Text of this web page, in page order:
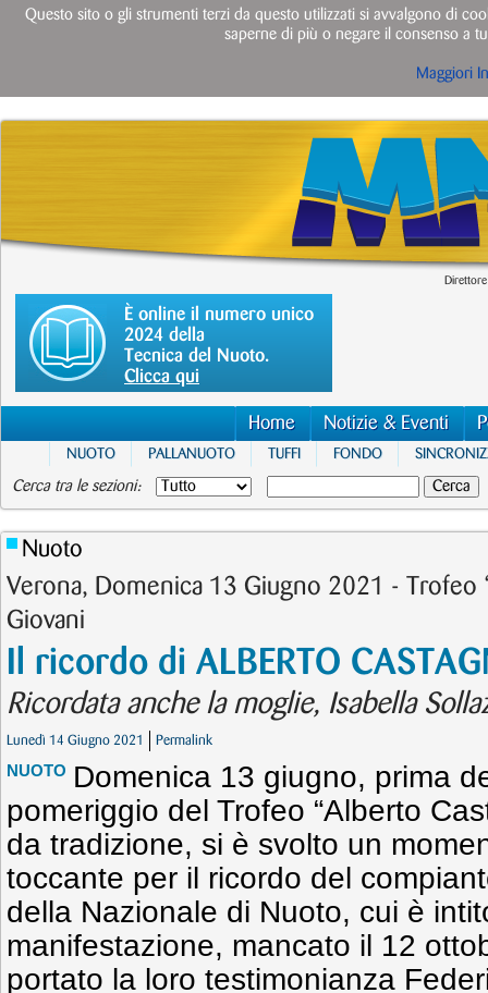
È online il numero unico
2024 della
Tecnica del Nuoto.
Clicca qui
Home Notizie & Eventi
NUOTO PALLANUOTO TUFFI FONDO
Cerca tra le sezioni:
Nuoto
Verona, Domenica 13 Giugno 2021 - Trofeo
Giovani
Il ricordo di ALBERTO
Ricordata anche la moglie, Isabella
Lunedì 14 Giugno 2021 Permalink
NUOTO Domenica 13 giugno, prima
pomeriggio del Trofeo “Alberto
da tradizione, si è svolto un
toccante per il ricordo del
della Nazionale di Nuoto, cui è
manifestazione, mancato il 12
portato la loro testimonianza
Questo sito o gli strumenti terzi da questo utilizzati si avvalgono di
saperne di più o negare il consenso a
Maggiori